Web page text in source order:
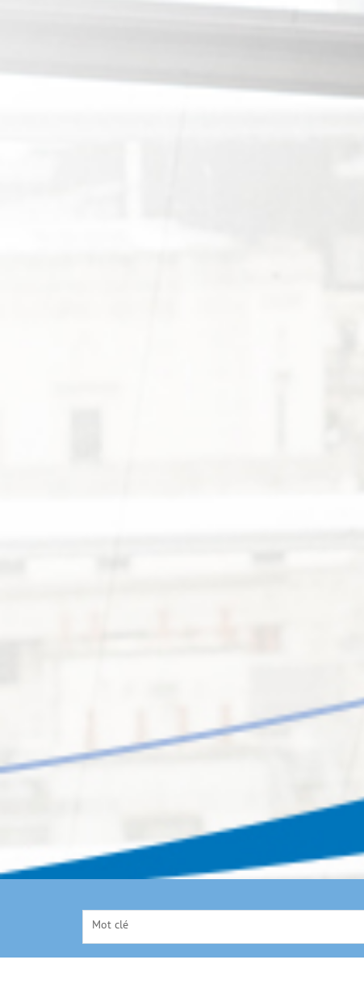
Mot clé